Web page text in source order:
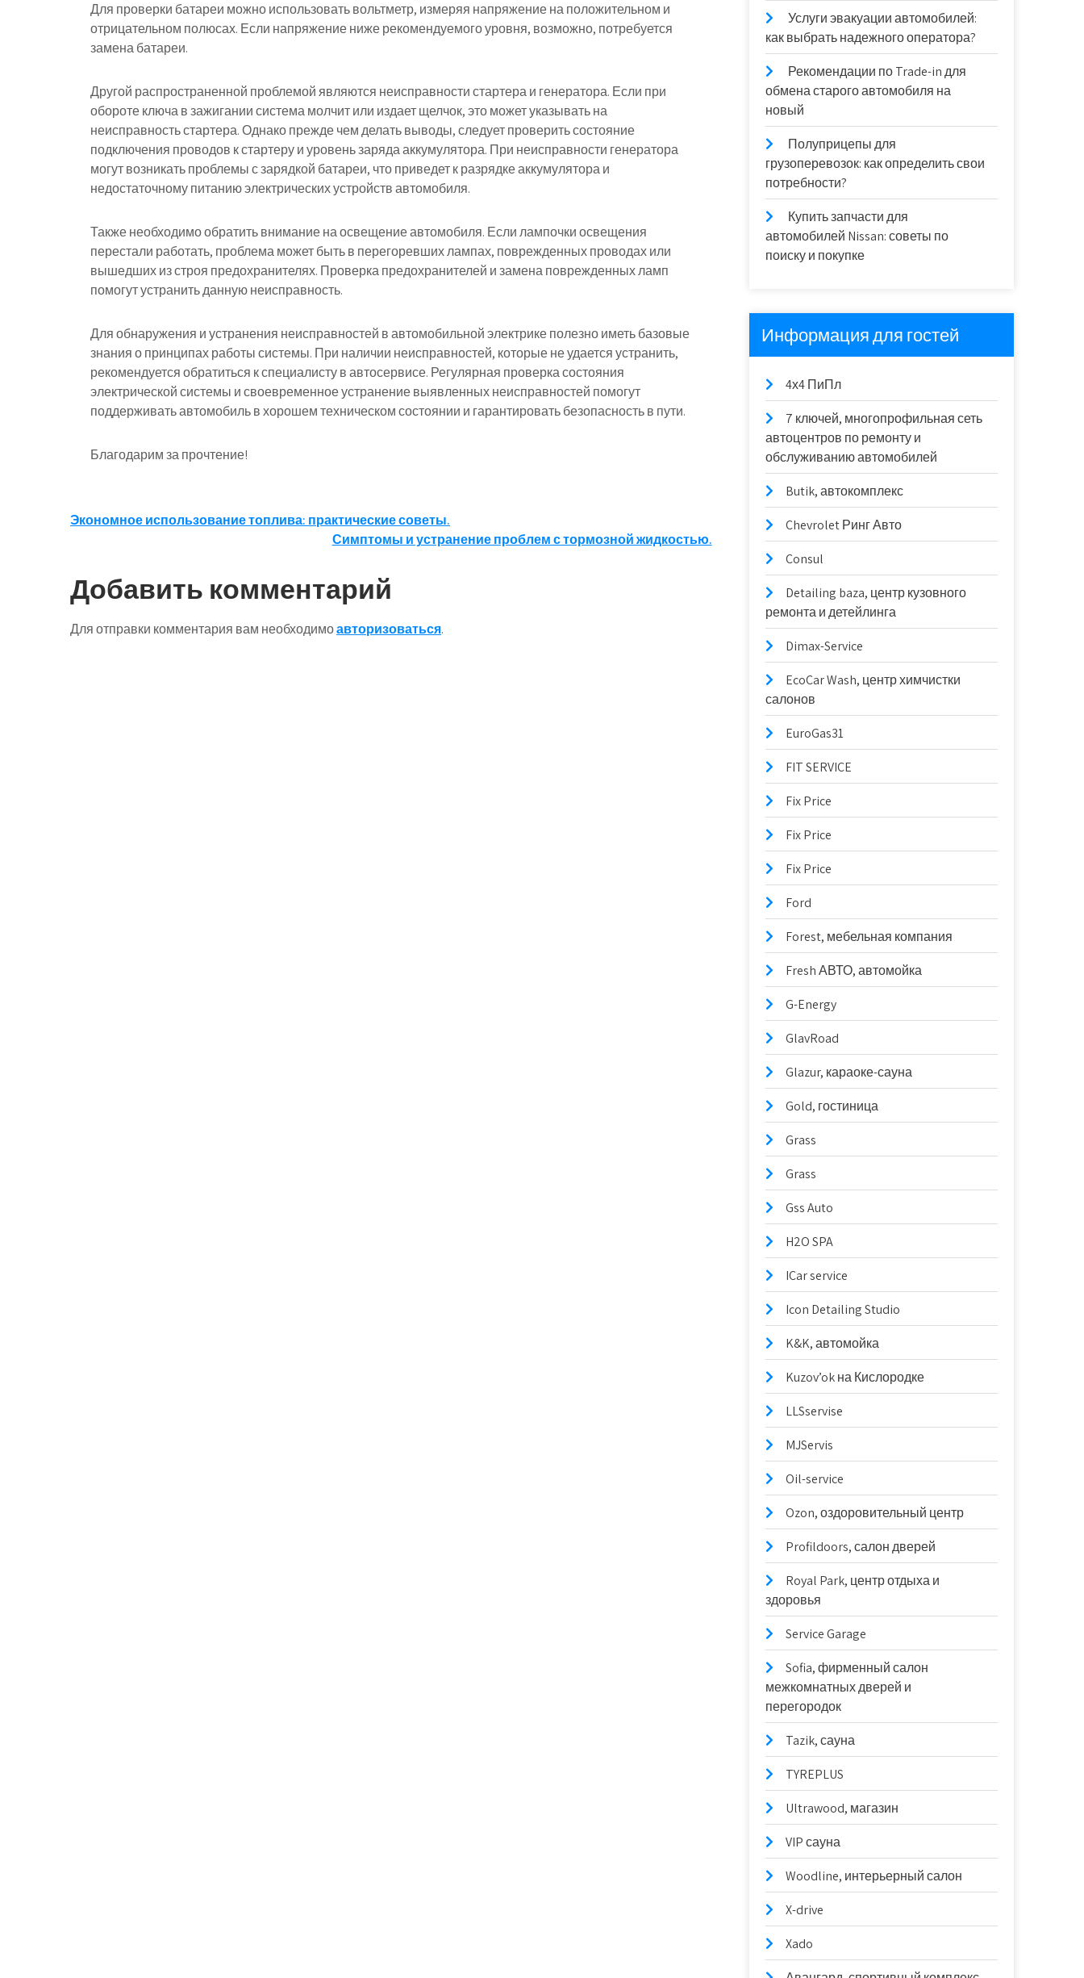
Для проверки батареи можно использовать вольтметр, измеряя напряжение на положительном и
отрицательном полюсах. Если напряжение ниже рекомендуемого уровня, возможно, потребуется
замена батареи.
Другой распространенной проблемой являются неисправности стартера и генератора. Если при
обороте ключа в зажигании система молчит или издает щелчок, это может указывать на
неисправность стартера. Однако прежде чем делать выводы, следует проверить состояние
подключения проводов к стартеру и уровень заряда аккумулятора. При неисправности генератора
могут возникать проблемы с зарядкой батареи, что приведет к разрядке аккумулятора и
недостаточному питанию электрических устройств автомобиля.
Также необходимо обратить внимание на освещение автомобиля. Если лампочки освещения
перестали работать, проблема может быть в перегоревших лампах, поврежденных проводах или
вышедших из строя предохранителях. Проверка предохранителей и замена поврежденных ламп
помогут устранить данную неисправность.
Для обнаружения и устранения неисправностей в автомобильной электрике полезно иметь базовые
знания о принципах работы системы. При наличии неисправностей, которые не удается устранить,
рекомендуется обратиться к специалисту в автосервисе. Регулярная проверка состояния
электрической системы и своевременное устранение выявленных неисправностей помогут
поддерживать автомобиль в хорошем техническом состоянии и гарантировать безопасность в пути.
Благодарим за прочтение!
Навигация
записям
Экономное использование топлива: практические советы.
Симптомы и устранение проблем с тормозной жидкостью.
Добавить комментарий
Для отправки комментария вам необходимоавторизоваться.
Услуги эвакуации автомобилей:
как выбрать надежного оператора?
Рекомендации по Trade-in для
обмена старого автомобиля на
новый
Полуприцепы для
грузоперевозок: как определить свои
потребности?
Купить запчасти для
автомобилей Nissan: советы по
поиску и покупке
Информация для гостей
4х4 ПиПл
7 ключей, многопрофильная сеть
автоцентров по ремонту и
обслуживанию автомобилей
Butik, автокомплекс
Chevrolet Ринг Авто
Consul
Detailing baza, центр кузовного
ремонта и детейлинга
Dimax-Service
EcoCar Wash, центр химчистки
салонов
EuroGas31
FIT SERVICE
Fix Price
Fix Price
Fix Price
Ford
Forest, мебельная компания
Fresh АВТО, автомойка
G-Energy
GlavRoad
Glazur, караоке-сауна
Gold, гостиница
Grass
Grass
Gss Auto
H2O SPA
ICar service
Icon Detailing Studio
K&K, автомойка
Kuzov’ok на Кислородке
LLSservise
MJServis
Oil-service
Ozon, оздоровительный центр
Profildoors, салон дверей
Royal Park, центр отдыха и
здоровья
Service Garage
Sofia, фирменный салон
межкомнатных дверей и
перегородок
Tazik, сауна
TYREPLUS
Ultrawood, магазин
VIP сауна
Woodline, интерьерный салон
X-drive
Xado